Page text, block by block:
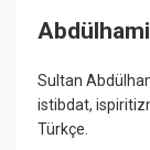
Sultan
istibdat,
Türkçe.